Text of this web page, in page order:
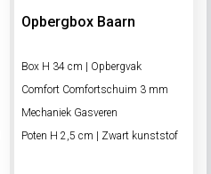
Opbergbox Baarn
Box H 34 cm | Opbergvak
Comfort Comfortschuim 3 mm
Mechaniek Gasveren
Poten H 2,5 cm | Zwart kunststof